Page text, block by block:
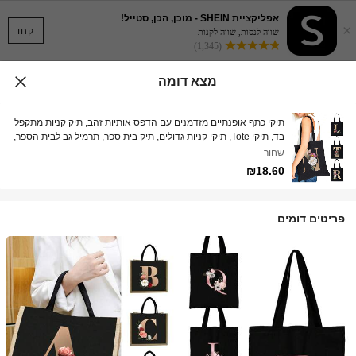
קחו ×
אפליקציית SHEIN - מוכן, הכן, סטייל!
שווה לנסות, שווה לקנות
(1,345)
מצא דומה
תיקי כתף אופנתיים מזדמנים עם הדפס אותיות זהב, תיק קניות מתקפל
בד, תיקי Tote, תיקי קניות גדולים, תיק בית ספר, תרמיל גב לבית הספר,
קיבולת גדולה, קל משקל, נייד, תא למחשב נייד, מתאים לנערות
וסטודנטיות, מושלם לחזרה לבית הספר, מכללה, חטיבת ביניים, תיכון,
שחור
₪18.60
פריטים דומים